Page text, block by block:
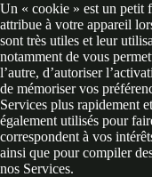
Un « cookie » est un petit
attribue à votre appareil
sont très utiles et leur
notamment de vous
l’autre, d’autoriser
de mémoriser vos
Services plus rapidement
également utilisés pour
correspondent à vos
ainsi que pour compiler
nos Services.